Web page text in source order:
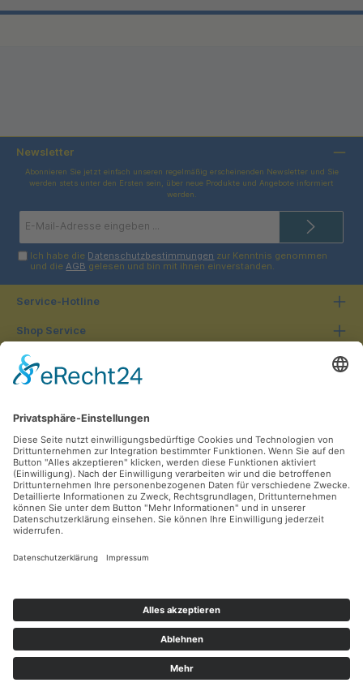
Newsletter
Abonnieren Sie jetzt einfach unseren regelmäßig erscheinenden Newsletter und Sie
werden stets unter den Ersten sein, über neue Produkte und Angebote informiert
werden.
Mail-
Ich habe die Datenschutzbestimmungen zur Kenntnis genommen
und dieAGB gelesen und bin mit ihnen einverstanden.
Service-Hotline
Shop Service
Informationen
Versandarten
Unsere Communities
Zahlungsarten
Ladengeschäft
Versand- & Zahlungsinformationen Widerrufsrecht AGB
* Alle Preise inkl. gesetzl. Mehrwertsteuer zzgl.Versandkostenund ggf.
© 2026 Lüttel Software & Medien GmbH - Alle Rechte vorbehalten.